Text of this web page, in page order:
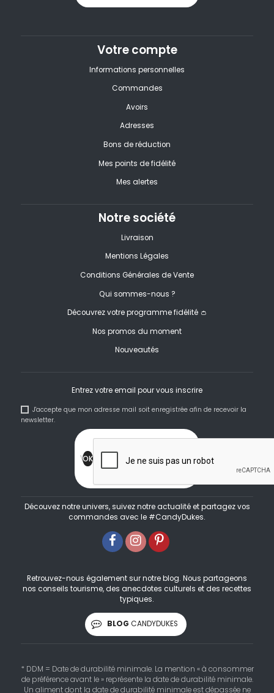
Votre compte
Informations personnelles
Commandes
Avoirs
Adresses
Bons de réduction
Mes points de fidélité
Mes alertes
Notre société
Livraison
Mentions Légales
Conditions Générales de Vente
Qui sommes-nous ?
Découvrez votre programme fidélité 👛
Nos promos du moment
Nouveautés
Entrez votre email pour vous inscrire
J'accepte que mon adresse mail soit enregistrée afin de recevoir la
newsletter.
Découvez notre univers, suivez notre actualité et partagez vos
commandes avec le #CandyDukes.
Retrouvez-nous également sur notre blog. Nous partageons
nos conseils tourisme, des anecdotes culturels et des recettes
typiques.
BLOG CANDYDUKES
* DDM = Date de durabilité minimale. La mention « à consommer
de préférence avant le » représente la date de durabilité minimale.
Un aliment dont la date de durabilité minimale est dépassée ne